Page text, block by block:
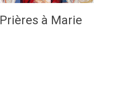
Prières à Marie